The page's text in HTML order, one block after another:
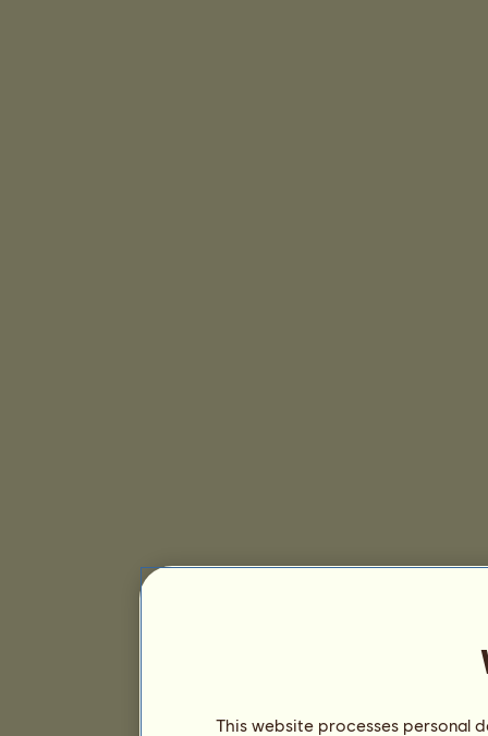
This website processes personal